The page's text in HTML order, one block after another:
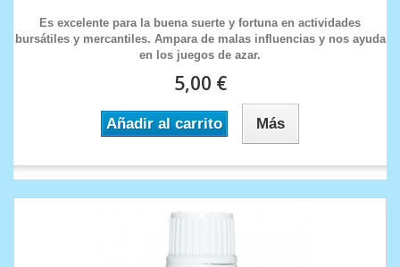
Es excelente para la buena suerte y fortuna en actividades
bursátiles y mercantiles. Ampara de malas influencias y nos ayuda
en los juegos de azar.
5,00 €
Añadir al carrito Más